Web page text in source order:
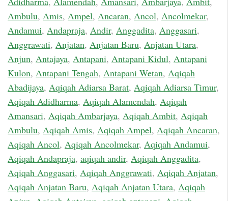
Ambulu, Amis, Ampel, Ancaran, Ancol, Ancolmekar,
Andamui, Andapraja, Andir, Anggadita, Anggasari,
Anggrawati, Anjatan, Anjatan Baru, Anjatan Utara,
Anjun, Antajaya, Antapani, Antapani Kidul, Antapani
Kulon, Antapani Tengah, Antapani Wetan, Aqiqah
Abadijaya, Aqiqah Adiarsa Barat, Aqiqah Adiarsa Timur,
Aqiqah Adidharma, Aqiqah Alamendah, Aqiqah
Amansari, Aqiqah Ambarjaya, Aqiqah Ambit, Aqiqah
Ambulu, Aqiqah Amis, Aqiqah Ampel, Aqiqah Ancaran,
Aqiqah Ancol, Aqiqah Ancolmekar, Aqiqah Andamui,
Aqiqah Andapraja, aqiqah andir, Aqiqah Anggadita,
Aqiqah Anggasari, Aqiqah Anggrawati, Aqiqah Anjatan,
Aqiqah Anjatan Baru, Aqiqah Anjatan Utara, Aqiqah